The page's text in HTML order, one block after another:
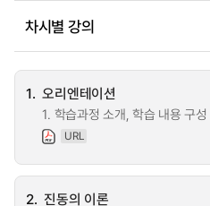
차시별 강의
1. 오리엔테이션
1. 학습과정 소개, 학습 내용 구성
URL
2. 진동의 이론